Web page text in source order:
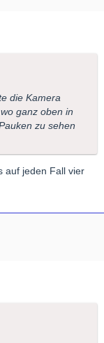
die Kamera
ganz oben in
zu sehen
auf jeden Fall vier